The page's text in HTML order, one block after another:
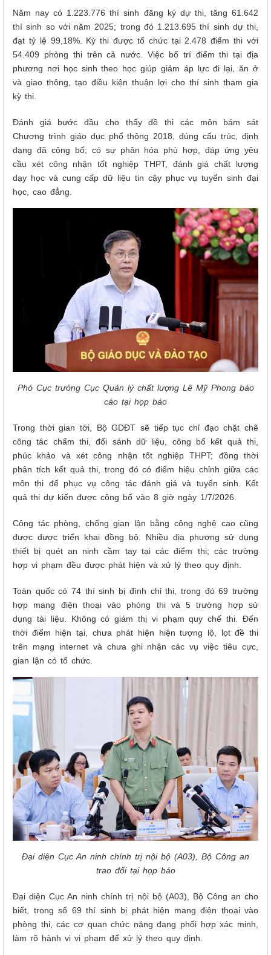
Năm nay có 1.223.776 thí sinh đăng ký dự thi, tăng 61.642
thí sinh so với năm 2025; trong đó 1.213.695 thí sinh dự thi,
đạt tỷ lệ 99,18%. Kỳ thi được tổ chức tại 2.478 điểm thi với
54.409 phòng thi trên cả nước. Việc bố trí điểm thi tại địa
phương nơi học sinh theo học giúp giảm áp lực đi lại, ăn ở
và giao thông, tạo điều kiện thuận lợi cho thí sinh tham gia
kỳ thi.
Đánh giá bước đầu cho thấy đề thi các môn bám sát
Chương trình giáo dục phổ thông 2018, đúng cấu trúc, định
dạng đã công bố; có sự phân hóa phù hợp, đáp ứng yêu
cầu xét công nhận tốt nghiệp THPT, đánh giá chất lượng
dạy học và cung cấp dữ liệu tin cậy phục vụ tuyển sinh đại
học, cao đẳng.
Phó Cục trưởng Cục Quản lý chất lượng Lê Mỹ Phong báo
cáo tại họp báo
Trong thời gian tới, Bộ GDĐT sẽ tiếp tục chỉ đạo chặt chẽ
công tác chấm thi, đối sánh dữ liệu, công bố kết quả thi,
phúc khảo và xét công nhận tốt nghiệp THPT; đồng thời
phân tích kết quả thi, trong đó có điểm hiệu chỉnh giữa các
môn thi để phục vụ công tác đánh giá và tuyển sinh. Kết
quả thi dự kiến được công bố vào 8 giờ ngày 1/7/2026.
Công tác phòng, chống gian lận bằng công nghệ cao cũng
được được triển khai đồng bộ. Nhiều địa phương sử dụng
thiết bị quét an ninh cầm tay tại các điểm thi; các trường
hợp vi phạm đều được phát hiện và xử lý theo quy định.
Toàn quốc có 74 thí sinh bị đình chỉ thi, trong đó 69 trường
hợp mang điện thoại vào phòng thi và 5 trường hợp sử
dụng tài liệu. Không có giám thị vi phạm quy chế thi. Đến
thời điểm hiện tại, chưa phát hiện hiện tượng lộ, lọt đề thi
trên mạng internet và chưa ghi nhận các vụ việc tiêu cực,
gian lận có tổ chức.
Đại diện Cục An ninh chính trị nội bộ (A03), Bộ Công an
trao đổi tại họp báo
Đại diện Cục An ninh chính trị nội bộ (A03), Bộ Công an cho
biết, trong số 69 thí sinh bị phát hiện mang điện thoại vào
phòng thi, các cơ quan chức năng đang phối hợp xác minh,
làm rõ hành vi vi phạm để xử lý theo quy định.